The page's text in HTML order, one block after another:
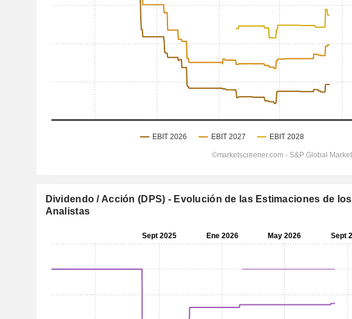
Dividendo / Acción (DPS) - Evolución de las Estimaciones de los
Analistas